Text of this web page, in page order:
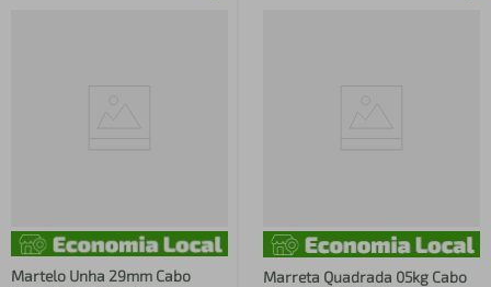
Martelo Unha 29mm Cabo
Marreta Quadrada 05kg Cabo